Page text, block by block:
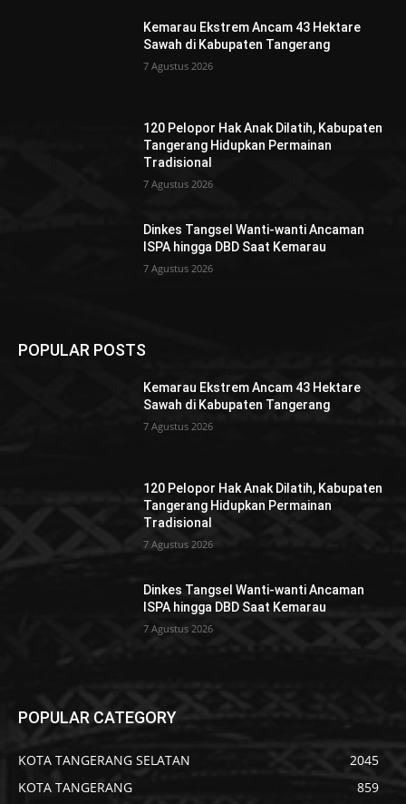
Kemarau Ekstrem Ancam 43 Hektare
Sawah di Kabupaten Tangerang
7 Agustus 2026
120 Pelopor Hak Anak Dilatih, Kabupaten
Tangerang Hidupkan Permainan
Tradisional
7 Agustus 2026
Dinkes Tangsel Wanti-wanti Ancaman
ISPA hingga DBD Saat Kemarau
7 Agustus 2026
POPULAR POSTS
Kemarau Ekstrem Ancam 43 Hektare
Sawah di Kabupaten Tangerang
7 Agustus 2026
120 Pelopor Hak Anak Dilatih, Kabupaten
Tangerang Hidupkan Permainan
Tradisional
7 Agustus 2026
Dinkes Tangsel Wanti-wanti Ancaman
ISPA hingga DBD Saat Kemarau
7 Agustus 2026
POPULAR CATEGORY
KOTA TANGERANG SELATAN
2045
KOTA TANGERANG
859